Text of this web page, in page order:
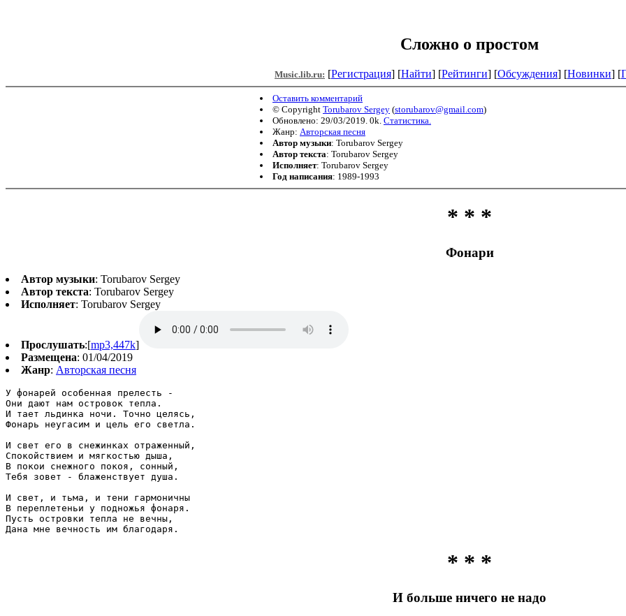
Сложно о простом
Music.lib.ru: [Регистрация] [Найти] [Рейтинги] [Обсуждения] [Новинки] [
Оставить комментарий
© Copyright Torubarov Sergey (storubarov@gmail.com)
Обновлено: 29/03/2019. 0k. Статистика.
Жанр: Авторская песня
Автор музыки: Torubarov Sergey
Автор текста: Torubarov Sergey
Исполняет: Torubarov Sergey
Год написания: 1989-1993
* * *
Фонари
Автор музыки: Torubarov Sergey
Автор текста: Torubarov Sergey
Исполняет: Torubarov Sergey
Прослушать:[mp3,447k]
Размещена: 01/04/2019
Жанр: Авторская песня
У фонарей особенная прелесть -
Они дают нам островок тепла.
И тает льдинка ночи. Точно целясь,
Фонарь неугасим и цель его светла.
И свет его в снежинках отраженный,
Спокойствием и мягкостью дыша,
В покои снежного покоя, сонный,
Тебя зовет - блаженствует душа.
И свет, и тьма, и тени гармоничны
В переплетеньи у подножья фонаря.
Пусть островки тепла не вечны,
Дана мне вечность им благодаря.
* * *
И больше ничего не надо